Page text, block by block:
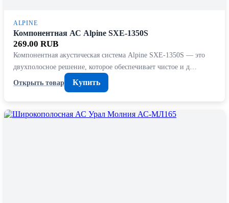
ALPINE
Компонентная АС Alpine SXE-1350S
269.00 RUB
Компонентная акустическая система Alpine SXE-1350S — это
двухполосное решение, которое обеспечивает чистое и д…
Открыть товар
Купить